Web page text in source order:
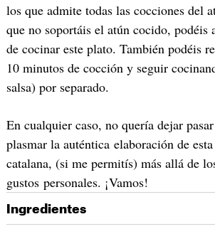
los que admite todas las cocciones del
que no soportáis el atún cocido, podéis
de cocinar este plato. También podéis
10 minutos de cocción y seguir
salsa) por separado.
En cualquier caso, no quería dejar
plasmar la auténtica elaboración de
catalana, (si me permitís) más allá de
gustos personales. ¡Vamos!
Ingredientes